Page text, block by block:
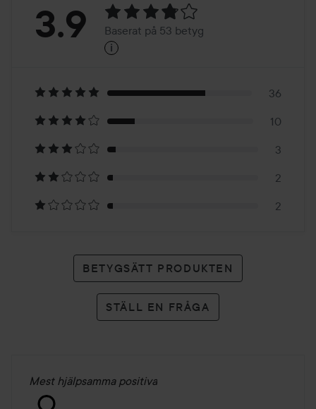
Betyg:
Baserat
på
53
betyg
3.9 Baserat på 53 betyg
i
36
10
3
2
2
BETYGSÄTT PRODUKTEN
STÄLL EN FRÅGA
Mest hjälpsamma positiva